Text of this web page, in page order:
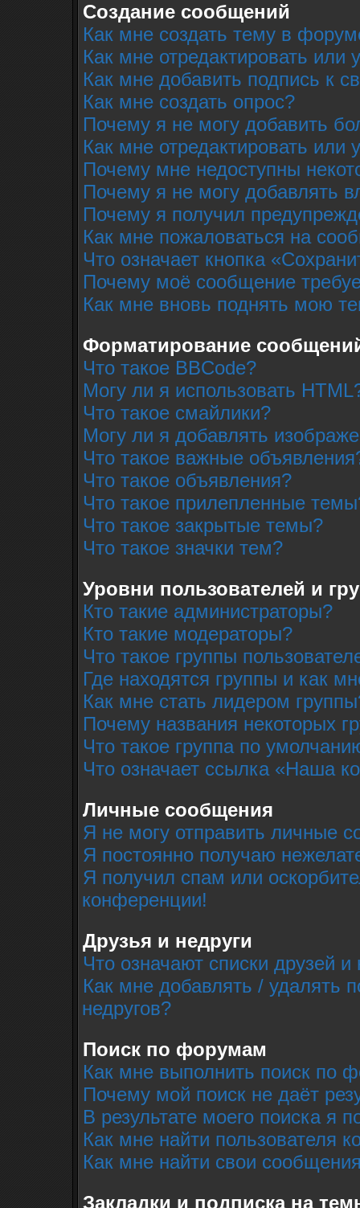
Создание сообщений
Как мне создать тему в
Как мне отредактировать или
Как мне добавить подпись к
Как мне создать опрос?
Почему я не могу добавить
Как мне отредактировать или
Почему мне недоступны
Почему я не могу добавлять
Почему я получил
Как мне пожаловаться на
Что означает кнопка
Почему моё сообщение
Как мне вновь поднять мою
Форматирование
Что такое BBCode?
Могу ли я использовать
Что такое смайлики?
Могу ли я добавлять
Что такое важные
Что такое объявления?
Что такое прилепленные
Что такое закрытые темы?
Что такое значки тем?
Уровни пользователей и
Кто такие администраторы?
Кто такие модераторы?
Что такое группы
Где находятся группы и как
Как мне стать лидером
Почему названия некоторых
Что такое группа по
Что означает ссылка «Наша
Личные сообщения
Я не могу отправить личные
Я постоянно получаю
Я получил спам или
конференции!
Друзья и недруги
Что означают списки друзей и
Как мне добавлять / удалять
недругов?
Поиск по форумам
Как мне выполнить поиск по
Почему мой поиск не даёт
В результате моего поиска я
Как мне найти пользователя
Как мне найти свои
Закладки и подписка на